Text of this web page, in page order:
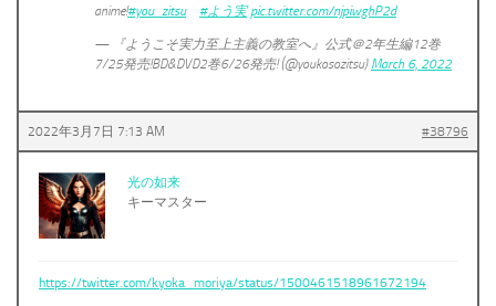
anime!#you_zitsu #よう実 pic.twitter.com/njpiwghP2d
— 『ようこそ実力至上主義の教室へ』公式＠2年生編12巻
7/25発売!BD&DVD2巻6/26発売! (@youkosozitsu) March 6, 2022
2022年3月7日 7:13 AM #38796
光の如来
キーマスター
https://twitter.com/kyoka_moriya/status/1500461518961672194